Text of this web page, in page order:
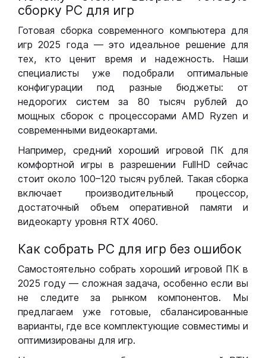
сборку РС для игр
Готовая сборка современного компьютера для
игр 2025 года — это идеальное решение для
тех, кто ценит время и надежность. Наши
специалисты уже подобрали оптимальные
конфигурации под разные бюджеты: от
недорогих систем за 80 тысяч рублей до
мощных сборок с процессорами AMD Ryzen и
современными видеокартами.
Например, средний хороший игровой ПК для
комфортной игры в разрешении FullHD сейчас
стоит около 100–120 тысяч рублей. Такая сборка
включает производительный процессор,
достаточный объем оперативной памяти и
видеокарту уровня RTX 4060.
Как собрать РС для игр без ошибок
Самостоятельно собрать хороший игровой ПК в
2025 году — сложная задача, особенно если вы
не следите за рынком компонентов. Мы
предлагаем уже готовые, сбалансированные
варианты, где все комплектующие совместимы и
оптимизированы для игр.